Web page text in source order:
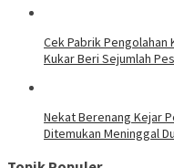
Cek Pabrik
Kukar Beri Sejumlah
Nekat Berenang Kejar
Ditemukan Meninggal